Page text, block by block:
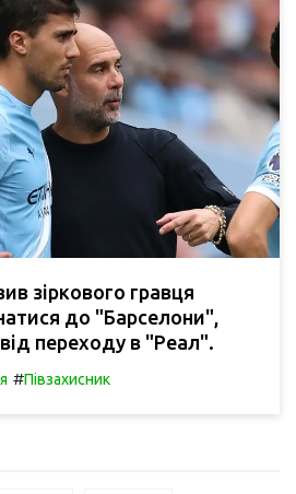
зіркового гравця
до "Барселони",
переходу в "Реал".
#Півзахисник